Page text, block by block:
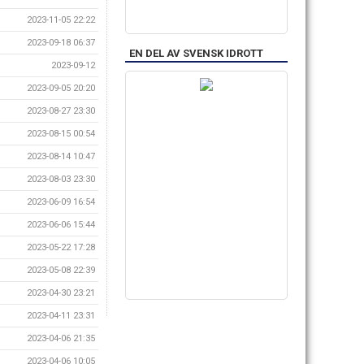
2023-11-05 22:22
2023-09-18 06:37
2023-09-12
2023-09-05 20:20
2023-08-27 23:30
2023-08-15 00:54
2023-08-14 10:47
2023-08-03 23:30
2023-06-09 16:54
2023-06-06 15:44
2023-05-22 17:28
2023-05-08 22:39
2023-04-30 23:21
2023-04-11 23:31
2023-04-06 21:35
2023-04-06 10:05
EN DEL AV SVENSK IDROTT